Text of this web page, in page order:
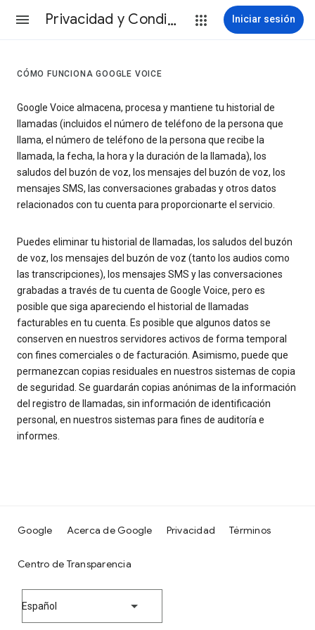
Privacidad y Condiciones Iniciar sesión
CÓMO FUNCIONA GOOGLE VOICE
Google Voice almacena, procesa y mantiene tu historial de
llamadas (incluidos el número de teléfono de la persona que
llama, el número de teléfono de la persona que recibe la
llamada, la fecha, la hora y la duración de la llamada), los
saludos del buzón de voz, los mensajes del buzón de voz, los
mensajes SMS, las conversaciones grabadas y otros datos
relacionados con tu cuenta para proporcionarte el servicio.
Puedes eliminar tu historial de llamadas, los saludos del buzón
de voz, los mensajes del buzón de voz (tanto los audios como
las transcripciones), los mensajes SMS y las conversaciones
grabadas a través de tu cuenta de Google Voice, pero es
posible que siga apareciendo el historial de llamadas
facturables en tu cuenta. Es posible que algunos datos se
conserven en nuestros servidores activos de forma temporal
con fines comerciales o de facturación. Asimismo, puede que
permanezcan copias residuales en nuestros sistemas de copia
de seguridad. Se guardarán copias anónimas de la información
del registro de llamadas, sin información de identificación
personal, en nuestros sistemas para fines de auditoría e
informes.
Google Acerca de Google Privacidad Términos
Centro de Transparencia
Español